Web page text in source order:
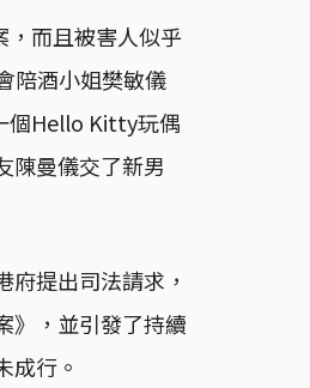
，而且被害人似乎
陪酒小姐樊敏儀
個Hello Kitty玩偶
陳曼儀交了新男
提出司法請求，
》，並引發了持續
成行。